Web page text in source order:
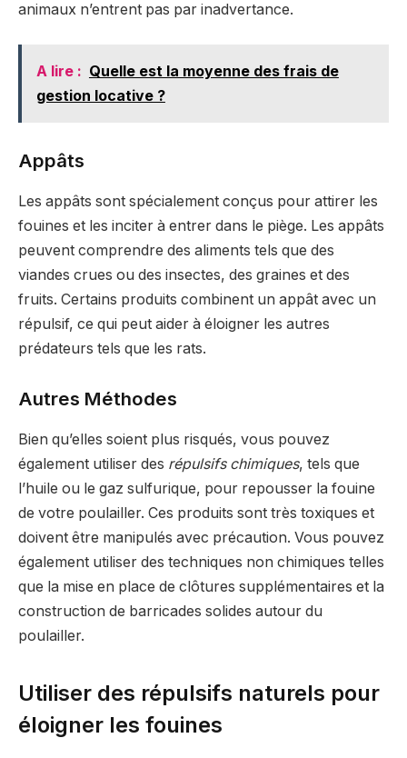
animaux n’entrent pas par inadvertance.
A lire : Quelle est la moyenne des frais de
gestion locative ?
Appâts
Les appâts sont spécialement conçus pour attirer les
fouines et les inciter à entrer dans le piège. Les appâts
peuvent comprendre des aliments tels que des
viandes crues ou des insectes, des graines et des
fruits. Certains produits combinent un appât avec un
répulsif, ce qui peut aider à éloigner les autres
prédateurs tels que les rats.
Autres Méthodes
Bien qu’elles soient plus risqués, vous pouvez
également utiliser des répulsifs chimiques, tels que
l’huile ou le gaz sulfurique, pour repousser la fouine
de votre poulailler. Ces produits sont très toxiques et
doivent être manipulés avec précaution. Vous pouvez
également utiliser des techniques non chimiques telles
que la mise en place de clôtures supplémentaires et la
construction de barricades solides autour du
poulailler.
Utiliser des répulsifs naturels pour
éloigner les fouines